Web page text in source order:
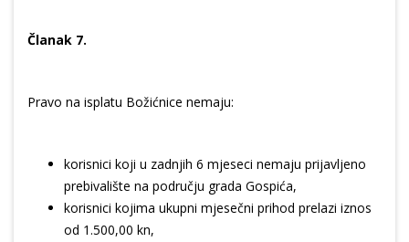
Članak 7.
Pravo na isplatu Božićnice nemaju:
korisnici koji u zadnjih 6 mjeseci nemaju prijavljeno
prebivalište na području grada Gospića,
korisnici kojima ukupni mjesečni prihod prelazi iznos
od 1.500,00 kn,